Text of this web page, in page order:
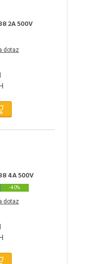
2A 500V
dotaz
4A 500V
-40%
dotaz